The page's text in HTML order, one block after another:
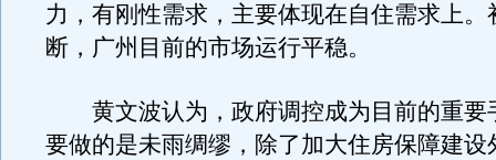
力，有刚性需求，主要体现在自住需求上。
断，广州目前的市场运行平稳。
黄文波认为，政府调控成为目前的重要
要做的是未雨绸缪，除了加大住房保障建设